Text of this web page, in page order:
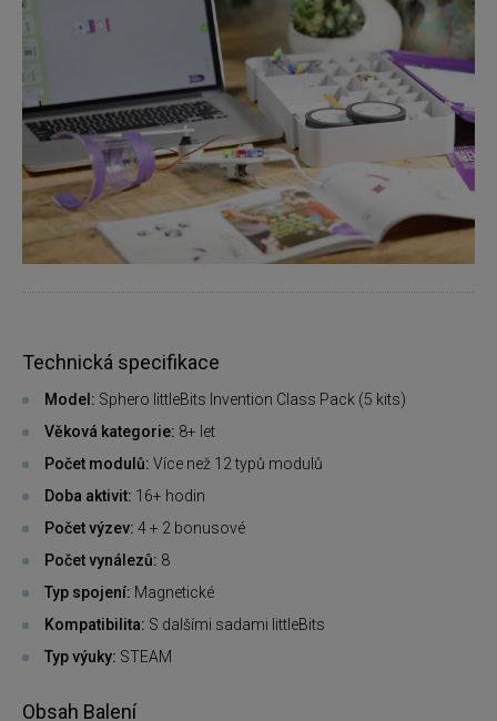
Technická specifikace
Model: Sphero littleBits Invention Class Pack (5 kits)
Věková kategorie: 8+ let
Počet modulů: Více než 12 typů modulů
Doba aktivit: 16+ hodin
Počet výzev: 4 + 2 bonusové
Počet vynálezů: 8
Typ spojení: Magnetické
Kompatibilita: S dalšími sadami littleBits
Typ výuky: STEAM
Obsah Balení